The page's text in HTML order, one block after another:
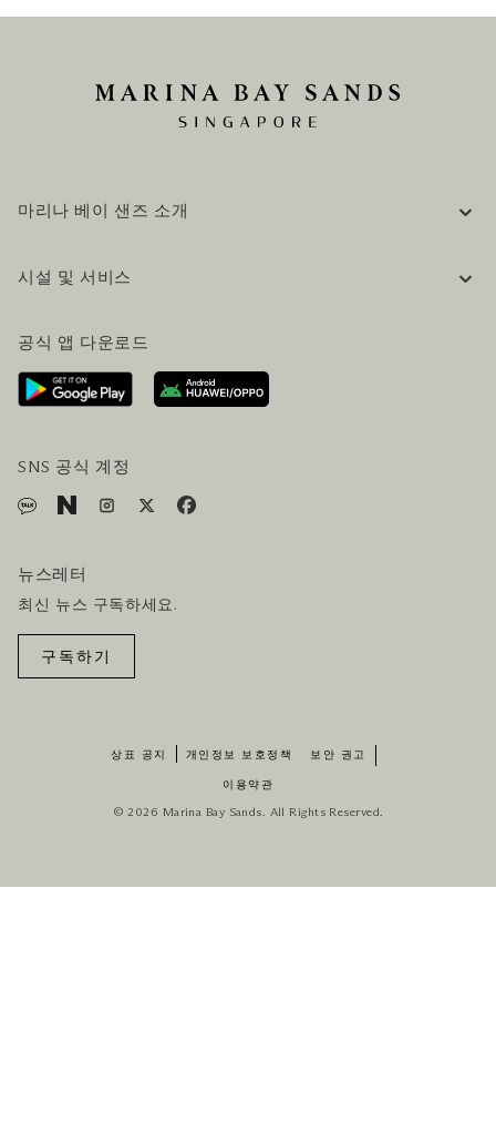
마리나 베이 샌즈 소개
채용 / 커리어
문의하기
시설 및 서비스
방문 계획
오시는길
방문객 서비스
공식 앱 다운로드
SNS 공식 계정
뉴스레터
최신 뉴스 구독하세요.
구독하기
상표 공지 개인정보 보호정책 보안 권고
이용약관
© 2026 Marina Bay Sands. All Rights Reserved.